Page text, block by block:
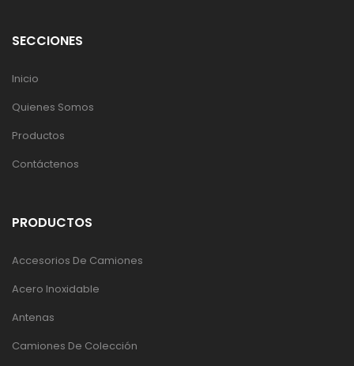
SECCIONES
Inicio
Quienes Somos
Productos
Contáctenos
PRODUCTOS
Accesorios De Camiones
Acero Inoxidable
Antenas
Camiones De Colección